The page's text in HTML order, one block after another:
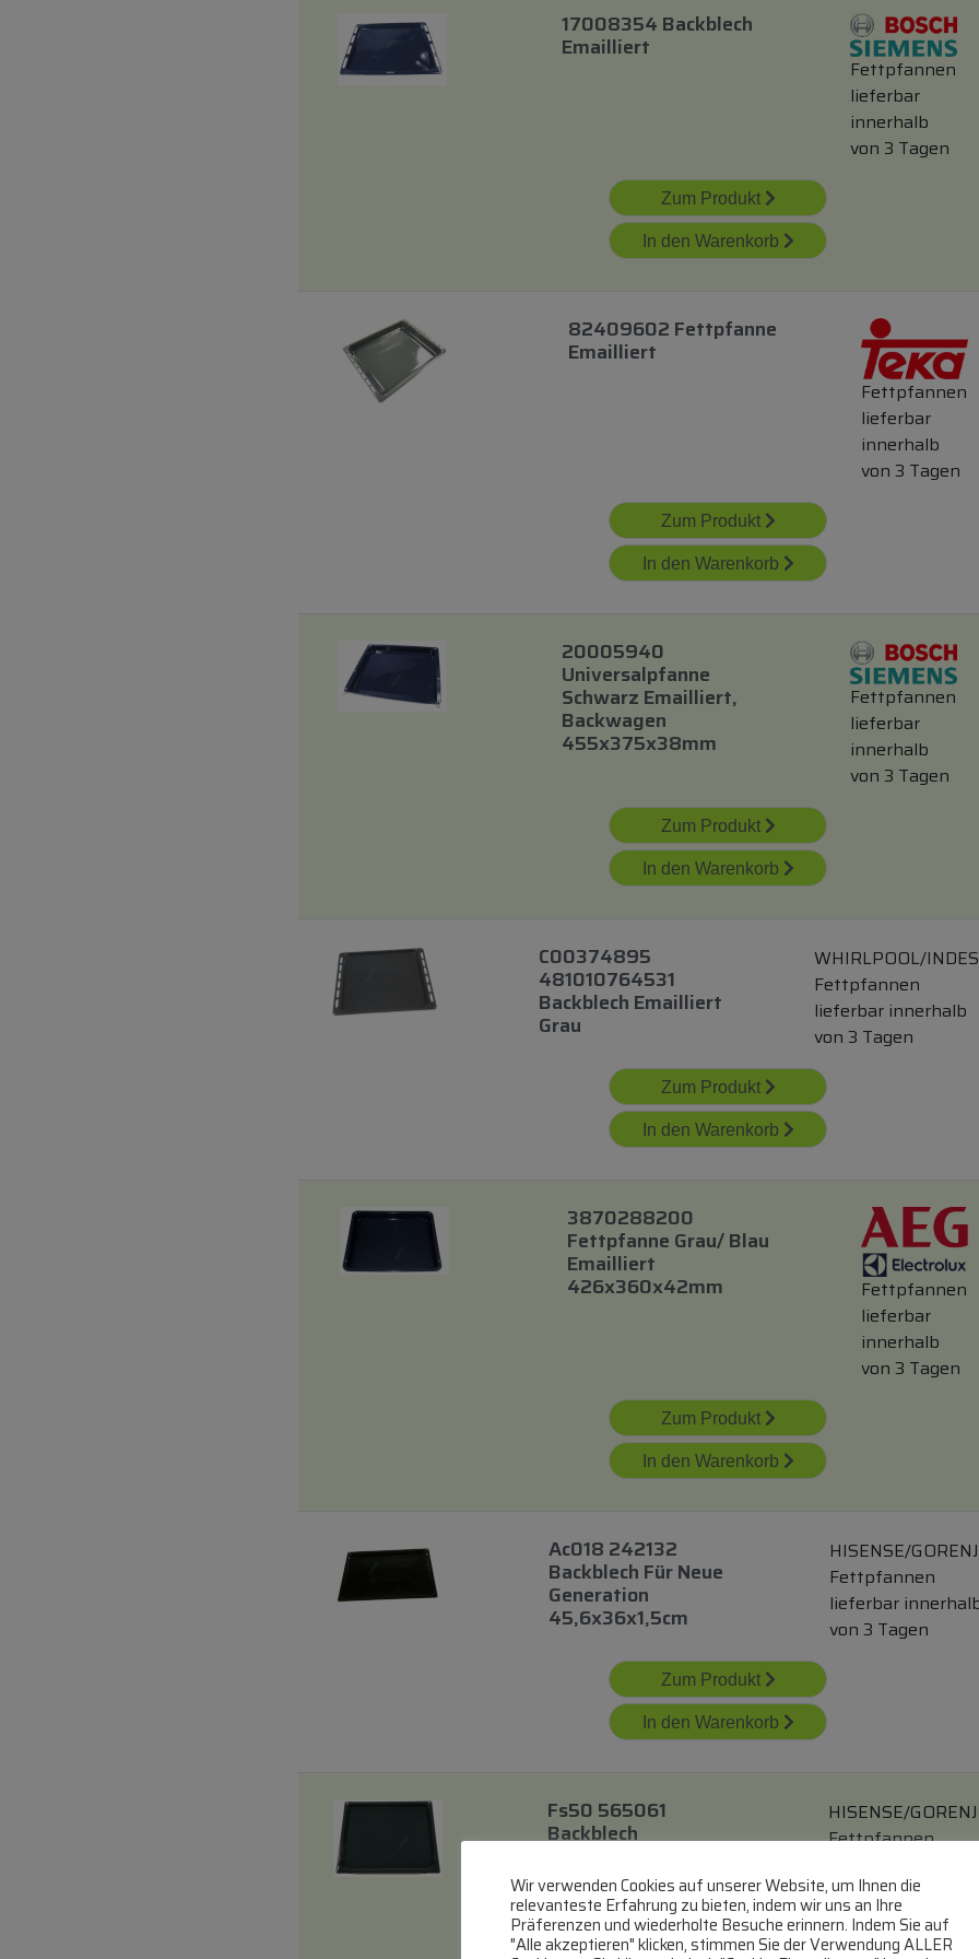
17008354 Backblech
Emailliert
Fettpfannen
lieferbar
innerhalb
von 3 Tagen
Zum Produkt
In den Warenkorb
82409602 Fettpfanne
Emailliert
Fettpfannen
lieferbar
innerhalb
von 3 Tagen
Zum Produkt
In den Warenkorb
20005940
Universalpfanne
Schwarz Emailliert,
Backwagen
455x375x38mm
Fettpfannen
lieferbar
innerhalb
von 3 Tagen
Zum Produkt
In den Warenkorb
C00374895
481010764531
Backblech Emailliert
Grau
WHIRLPOOL/
Fettpfannen
lieferbar innerhalb
von 3 Tagen
Zum Produkt
In den Warenkorb
3870288200
Fettpfanne Grau/ Blau
Emailliert
426x360x42mm
Fettpfannen
lieferbar
innerhalb
von 3 Tagen
Zum Produkt
In den Warenkorb
Ac018 242132
Backblech Für Neue
Generation
45,6x36x1,5cm
HISENSE/
Fettpfannen
lieferbar
von 3 Tagen
Zum Produkt
In den Warenkorb
Fs50 565061
Backblech
HISENSE/
Fettpfannen
von 3 Tagen
Zum Produkt
Wir verwenden Cookies auf unserer Website, um Ihnen die
relevanteste Erfahrung zu bieten, indem wir uns an Ihre
Präferenzen und wiederholte Besuche erinnern. Indem Sie auf
"Alle akzeptieren" klicken, stimmen Sie der Verwendung ALLER